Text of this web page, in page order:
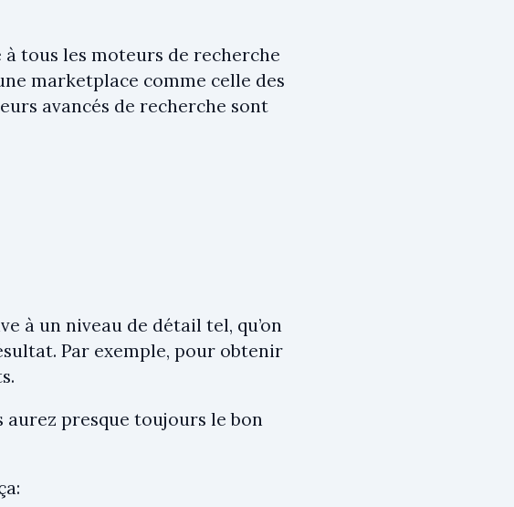
tous les moteurs de recherche
marketplace comme celle des
avancés de recherche sont
à un niveau de détail tel, qu’on
Par exemple, pour obtenir
aurez presque toujours le bon